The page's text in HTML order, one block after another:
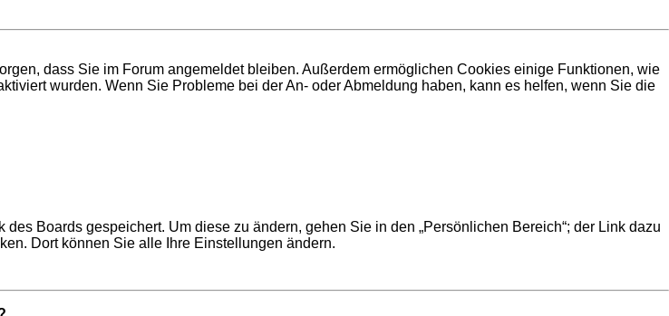
dass Sie im Forum angemeldet bleiben. Außerdem ermöglichen Cookies einige Funktionen, wie
wurden. Wenn Sie Probleme bei der An- oder Abmeldung haben, kann es helfen, wenn Sie die
Boards gespeichert. Um diese zu ändern, gehen Sie in den „Persönlichen Bereich“; der Link dazu
Dort können Sie alle Ihre Einstellungen ändern.